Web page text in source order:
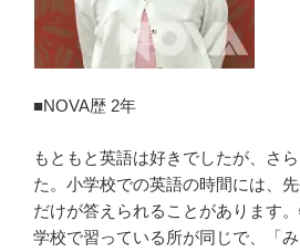
■NOVA歴 2年
もともと英語は好きでしたが、さ
た。小学校での英語の時間には、
だけが答えられることがあります
学校で習っている所が同じで、「